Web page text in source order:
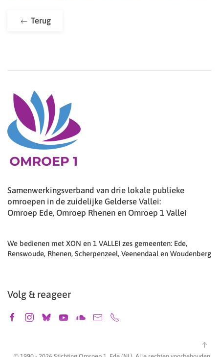
Terug
Samenwerkingsverband van drie lokale publieke
omroepen in de zuidelijke Gelderse Vallei:
Omroep Ede, Omroep Rhenen en Omroep 1 Vallei
We bedienen met XON en 1 VALLEI zes gemeenten: Ede,
Renswoude, Rhenen, Scherpenzeel, Veenendaal en Woudenberg
Volg & reageer